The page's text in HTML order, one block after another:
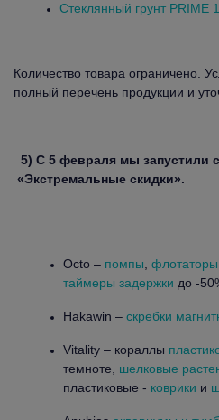
Стеклянный грунт PRIME
Количество товара ограничено.
полный перечень продукции и
5) С 5 февраля мы запустили
«Экстремальные скидки».
Octo – помпы флотаторы
таймеры задержки до -
Hakawin – скребки
Vitality – кораллы
темноте, шелковые
пластиковые - коврики и